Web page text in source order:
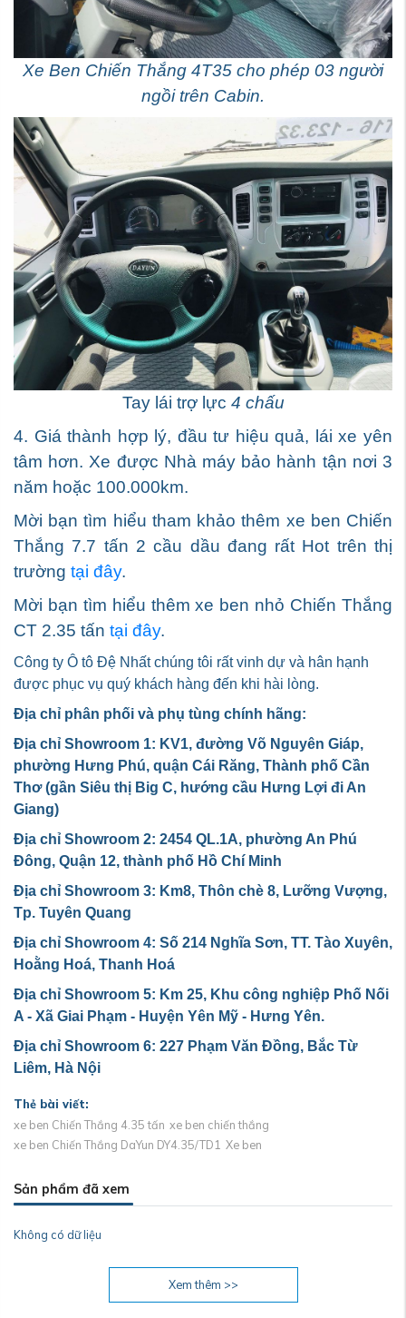
Xe Ben Chiến Thắng 4T35 cho phép 03 người
ngồi trên Cabin.
Tay lái trợ lực 4 chấu
4. Giá thành hợp lý, đầu tư hiệu quả, lái xe yên
tâm hơn. Xe được Nhà máy bảo hành tận nơi 3
năm hoặc 100.000km.
Mời bạn tìm hiểu tham khảo thêm xe ben Chiến
Thắng 7.7 tấn 2 cầu dầu đang rất Hot trên thị
trường tại đây.
Mời bạn tìm hiểu thêm xe ben nhỏ Chiến Thắng
CT 2.35 tấn tại đây.
Công ty Ô tô Đệ Nhất chúng tôi rất vinh dự và hân hạnh
được phục vụ quý khách hàng đến khi hài lòng.
Địa chỉ phân phối và phụ tùng chính hãng:
Địa chỉ Showroom 1: KV1, đường Võ Nguyên Giáp,
phường Hưng Phú, quận Cái Răng, Thành phố Cần
Thơ (gần Siêu thị Big C, hướng cầu Hưng Lợi đi An
Giang)
Địa chỉ Showroom 2: 2454 QL.1A, phường An Phú
Đông, Quận 12, thành phố Hồ Chí Minh
Địa chỉ Showroom 3: Km8, Thôn chè 8, Lưỡng Vượng,
Tp. Tuyên Quang
Địa chỉ Showroom 4: Số 214 Nghĩa Sơn, TT. Tào Xuyên,
Hoằng Hoá, Thanh Hoá
Địa chỉ Showroom 5: Km 25, Khu công nghiệp Phố Nối
A - Xã Giai Phạm - Huyện Yên Mỹ - Hưng Yên.
Địa chỉ Showroom 6: 227 Phạm Văn Đồng, Bắc Từ
Liêm, Hà Nội
Thẻ bài viết:
xe ben Chiến Thắng 4.35 tấn xe ben chiến thắng
xe ben Chiến Thắng DaYun DY4.35/TD1 Xe ben
Sản phẩm đã xem
Không có dữ liệu
Xem thêm >>